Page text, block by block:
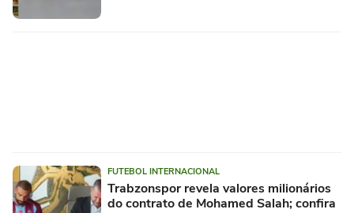
FUTEBOL INTERNACIONAL
Trabzonspor revela valores milionários
do contrato de Mohamed Salah; confira